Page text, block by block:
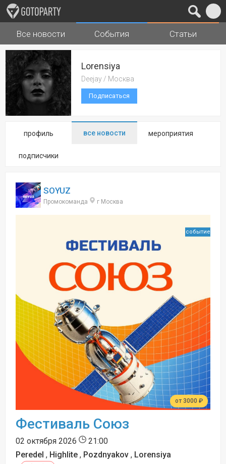
Города Музыка
Все новости События Статьи
Lorensiya
Deejay / Москва
Подписаться
профиль все новости мероприятия
подписчики
SOYUZ
Промокоманда г Москва
от 3000 ₽
событие
Фестиваль Союз
02 октября 2026
21:00
Peredel , Highlite , Pozdnyakov , Lorensiya